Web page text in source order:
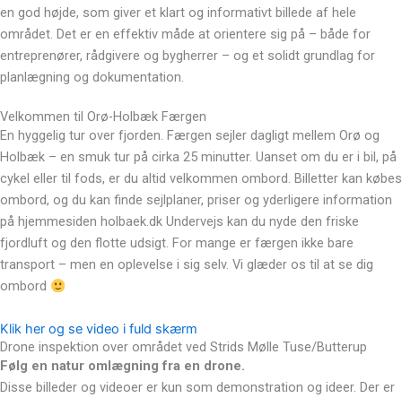
en god højde, som giver et klart og informativt billede af hele
området. Det er en effektiv måde at orientere sig på – både for
entreprenører, rådgivere og bygherrer – og et solidt grundlag for
planlægning og dokumentation.
Velkommen til Orø-Holbæk Færgen
En hyggelig tur over fjorden. Færgen sejler dagligt mellem Orø og
Holbæk – en smuk tur på cirka 25 minutter. Uanset om du er i bil, på
cykel eller til fods, er du altid velkommen ombord. Billetter kan købes
ombord, og du kan finde sejlplaner, priser og yderligere information
på hjemmesiden holbaek.dk Undervejs kan du nyde den friske
fjordluft og den flotte udsigt. For mange er færgen ikke bare
transport – men en oplevelse i sig selv. Vi glæder os til at se dig
ombord
Klik her og se video i fuld skærm
Drone inspektion over området ved Strids Mølle Tuse/Butterup
Følg en natur omlægning fra en drone.
Disse billeder og videoer er kun som demonstration og ideer. Der er